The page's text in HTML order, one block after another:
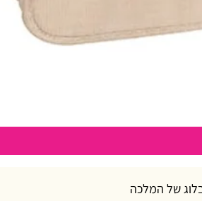
של המלכה